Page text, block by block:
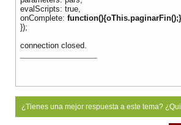
evalScripts: true,
onComplete: function(){oThis.paginarFin();}
});
connection closed.
¿Tienes una mejor respuesta a este tema?